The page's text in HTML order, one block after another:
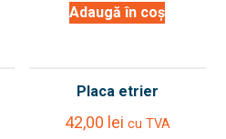
Adaugă în coș
Placa etrier
42,00 lei cu TVA